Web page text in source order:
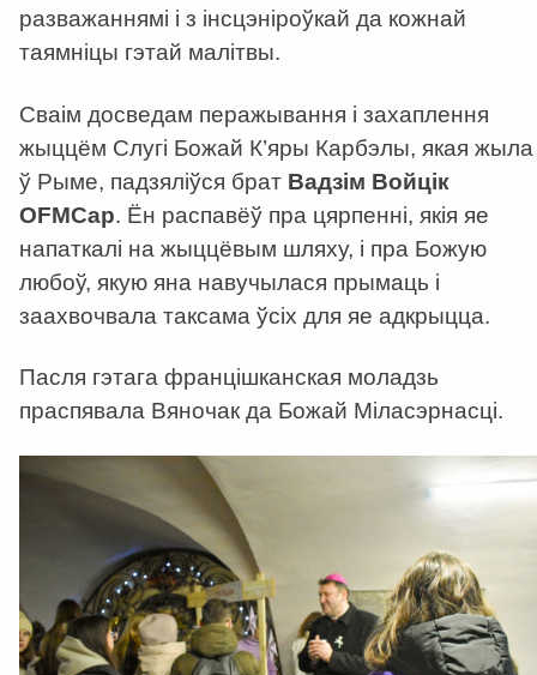
разважаннямі і з інсцэніроўкай да кожнай
таямніцы гэтай малітвы.
Сваім досведам перажывання і захаплення
жыццём Слугі Божай К’яры Карбэлы, якая жыла
ў Рыме, падзяліўся брат Вадзім Войцік
OFMCap. Ён распавёў пра цярпенні, якія яе
напаткалі на жыццёвым шляху, і пра Божую
любоў, якую яна навучылася прымаць і
заахвочвала таксама ўсіх для яе адкрыцца.
Пасля гэтага францішканская моладзь
праспявала Вяночак да Божай Міласэрнасці.